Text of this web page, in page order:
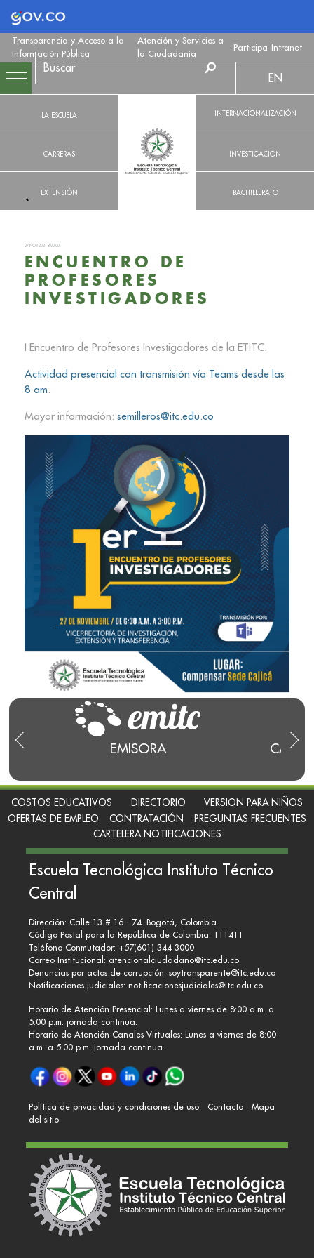
Logo Gobierno de Colombia
Transparencia y Acceso a la
Información Pública
Atención y Servicios a
la Ciudadanía
Participa Intranet
LA ESCUELA
CARRERAS
EXTENSIÓN
EN
INTERNACIONALIZACIÓN
INVESTIGACIÓN
BACHILLERATO
EMISORA
27 NOV. 2021 8:00:00
ENCUENTRO DE
PROFESORES
INVESTIGADORES
I Encuentro de Profesores Investigadores de la ETITC.
Actividad presencial con transmisión vía Teams desde las
8 am.
Mayor información: semilleros@itc.edu.co
COSTOS EDUCATIVOS DIRECTORIO
VERSION PARA NIÑOS
OFERTAS DE EMPLEO
CONTRATACIÓN
PREGUNTAS FRECUENTES
CARTELERA NOTIFICACIONES
Escuela Tecnológica Instituto Técnico
Central
Dirección: Calle 13 # 16 - 74. Bogotá, Colombia
Código Postal para la República de Colombia: 111411
Teléfono Conmutador: +57(601) 344 3000
Correo Institucional: atencionalciudadano@itc.edu.co
Denuncias por actos de corrupción: soytransparente@itc.edu.co
Notificaciones judiciales: notificacionesjudiciales@itc.edu.co
Horario de Atención Presencial: Lunes a viernes de 8:00 a.m. a
5:00 p.m. jornada continua.
Horario de Atención Canales Virtuales: Lunes a viernes de 8:00
a.m. a 5:00 p.m. jornada continua.
Política de privacidad y condiciones de uso Contacto
Mapa
del sitio